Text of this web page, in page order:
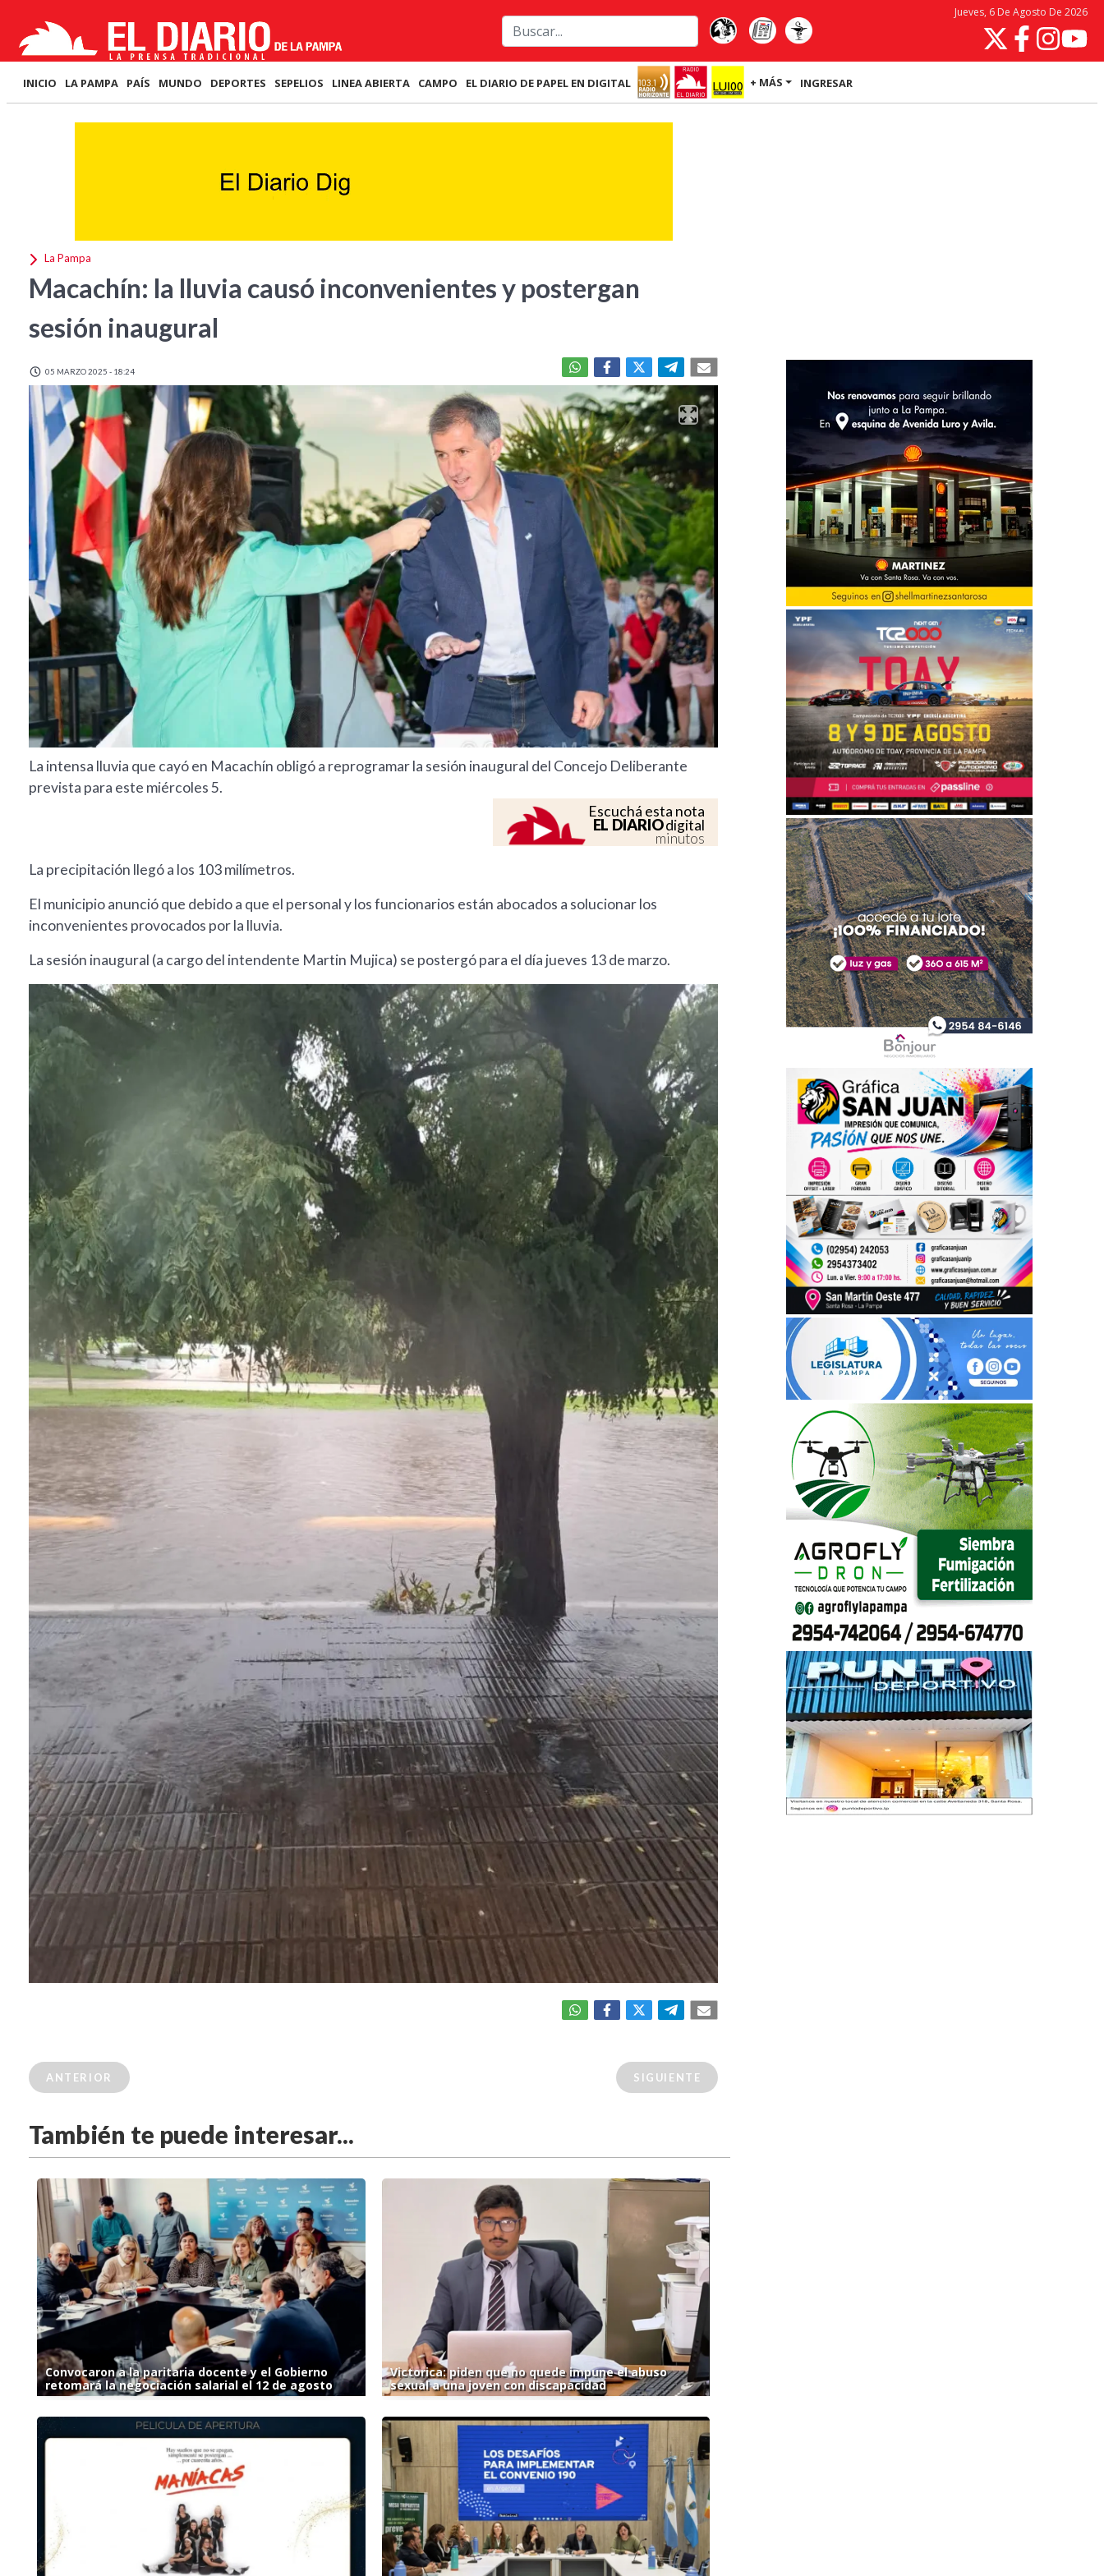
Jueves, 6 De Agosto De 2026
INICIO LA PAMPA PAÍS MUNDO DEPORTES SEPELIOS LINEA ABIERTA CAMPO EL DIARIO DE PAPEL EN DIGITAL + MÁS INGRESAR
La Pampa
Macachín: la lluvia causó inconvenientes y postergan
sesión inaugural
05 MARZO 2025 - 18:24
La intensa lluvia que cayó en Macachín obligó a reprogramar la sesión inaugural del Concejo Deliberante
prevista para este miércoles 5.
Escuchá esta nota
EL DIARIOdigital
minutos
La precipitación llegó a los 103 milímetros.
El municipio anunció que debido a que el personal y los funcionarios están abocados a solucionar los
inconvenientes provocados por la lluvia.
La sesión inaugural (a cargo del intendente Martin Mujica) se postergó para el día jueves 13 de marzo.
ANTERIOR SIGUIENTE
También te puede interesar...
Convocaron a la paritaria docente y el Gobierno
retomará la negociación salarial el 12 de agosto
Victorica: piden que no quede impune el abuso
sexual a una joven con discapacidad